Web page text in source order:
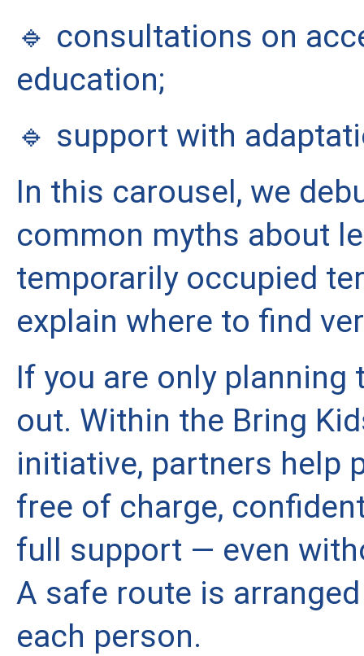
🔹 consultations on
education;
🔹 support with
In this carousel, we
common myths about
temporarily occupied
explain where to find
If you are only planning
out. Within the Bring
initiative, partners help
free of charge,
full support — even
A safe route is
each person.